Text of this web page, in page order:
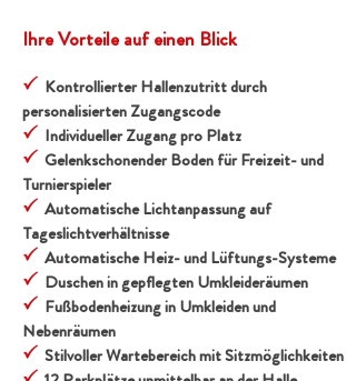
Ihre Vorteile auf einen Blick
P Kontrollierter Hallenzutritt durch
personalisierten Zugangscode
P Individueller Zugang pro Platz
P Gelenkschonender Boden für Freizeit- und
Turnierspieler
P Automatische Lichtanpassung auf
Tageslichtverhältnisse
P Automatische Heiz- und Lüftungs-Systeme
P Duschen in gepflegten Umkleideräumen
P Fußbodenheizung in Umkleiden und
Nebenräumen
P Stilvoller Wartebereich mit Sitzmöglichkeiten